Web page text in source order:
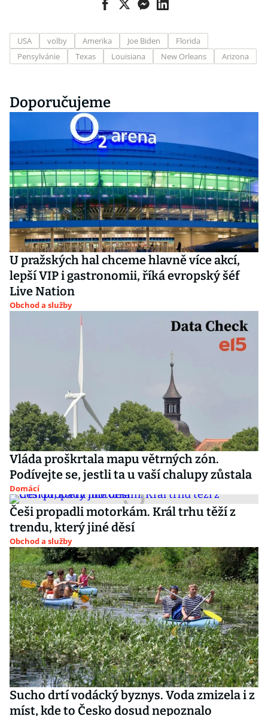
USA volby Amerika Joe Biden
Florida
Pensylvánie
Texas Louisiana New Orleans Arizona
Doporučujeme
U pražských hal chceme hlavně více akcí,
lepší VIP i gastronomii, říká evropský šéf
Live Nation
Obchod a služby
Vláda proškrtala mapu větrných zón.
Podívejte se, jestli ta u vaší chalupy zůstala
Domácí
Češi propadli motorkám. Král trhu těží z
trendu, který jiné děsí
Obchod a služby
Sucho drtí vodácký byznys. Voda zmizela i z
míst, kde to Česko dosud nepoznalo